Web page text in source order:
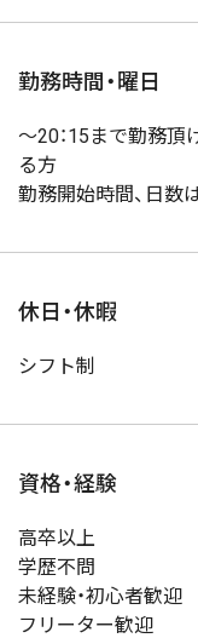
勤務時間・曜日
～20：15まで勤務頂
る方
勤務開始時間、日数
休日・休暇
シフト制
資格・経験
高卒以上
学歴不問
未経験・初心者歓迎
フリーター歓迎